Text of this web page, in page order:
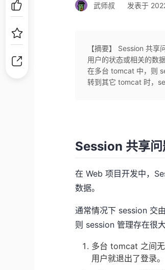
武师叔 发表于
【摘要】 Session 共
用户的状态或相关的数
在多台 tomcat 中，则
转到其它 tomcat 时，
Session 共享问
在 Web 项目开发中，
数据。
通常情况下 session 交
则 session 管理存在很大
多台 tomcat 之间
用户就退出了登录。